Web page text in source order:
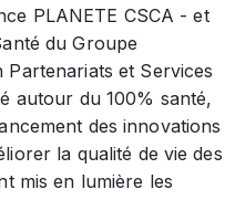
PLANETE CSCA - et
du Groupe
et Services
autour du 100% santé,
des innovations
la qualité de vie des
mis en lumière les